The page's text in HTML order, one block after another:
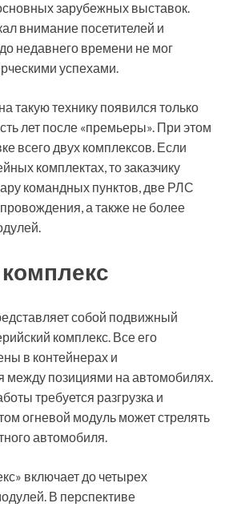
зарубежных выставок.
внимание посетителей и
недавнего времени не мог
успехами.
такую технику появился только
лет после «премьеры». При этом
всего двух комплексов. Если
комплектах, то заказчику
командных пунктов, две РЛС
а также не более
собой подвижный
комплекс. Все его
в контейнерах и
между позициями на автомобилях.
требуется разгрузка и
огневой модуль может стрелять
автомобиля.
включает до четырех
В перспективе